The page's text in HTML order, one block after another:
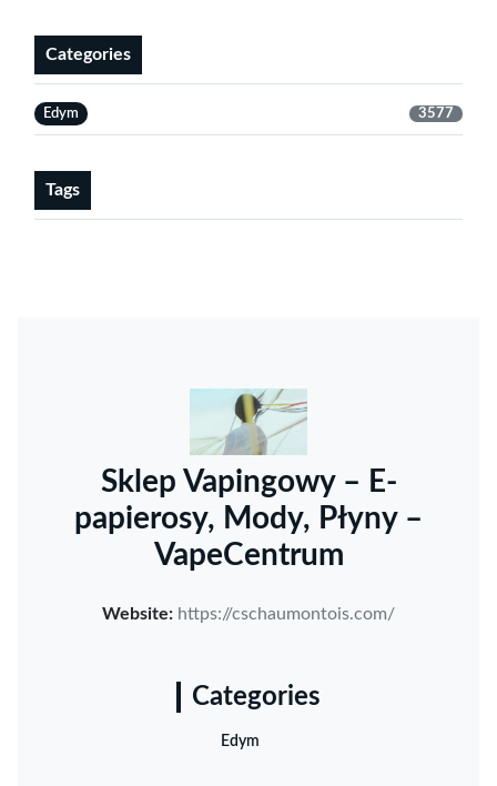
Categories
Edym 3577
Tags
Sklep Vapingowy – E-
papierosy, Mody, Płyny –
VapeCentrum
Website: https://cschaumontois.com/
Categories
Edym